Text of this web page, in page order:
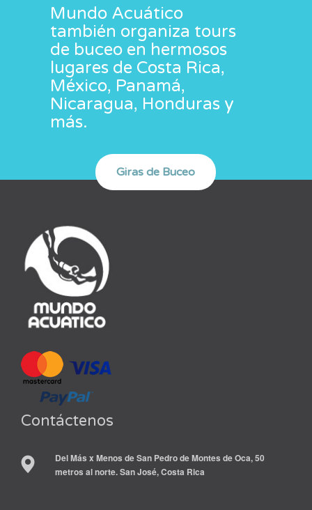
Mundo Acuático
también organiza tours
de buceo en hermosos
lugares de Costa Rica,
México, Panamá,
Nicaragua, Honduras y
más.
Contáctenos
Del Más x Menos de San Pedro de Montes de Oca, 50
metros al norte. San José, Costa Rica